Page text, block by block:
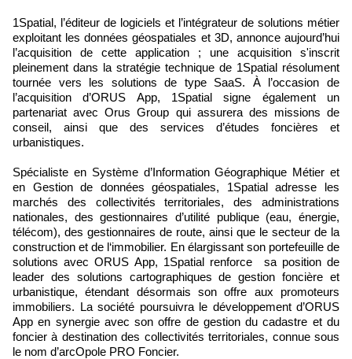
1Spatial, l’éditeur de logiciels et l’intégrateur de solutions métier
exploitant les données géospatiales et 3D, annonce aujourd’hui
l’acquisition de cette application ; une acquisition s'inscrit
pleinement dans la stratégie technique de 1Spatial résolument
tournée vers les solutions de type SaaS. À l’occasion de
l’acquisition d’ORUS App, 1Spatial signe également un
partenariat avec Orus Group qui assurera des missions de
conseil, ainsi que des services d’études foncières et
urbanistiques.
Spécialiste en Système d’Information Géographique Métier et
en Gestion de données géospatiales, 1Spatial adresse les
marchés des collectivités territoriales, des administrations
nationales, des gestionnaires d’utilité publique (eau, énergie,
télécom), des gestionnaires de route, ainsi que le secteur de la
construction et de l‘immobilier. En élargissant son portefeuille de
solutions avec ORUS App, 1Spatial renforce sa position de
leader des solutions cartographiques de gestion foncière et
urbanistique, étendant désormais son offre aux promoteurs
immobiliers. La société poursuivra le développement d’ORUS
App en synergie avec son offre de gestion du cadastre et du
foncier à destination des collectivités territoriales, connue sous
le nom d’arcOpole PRO Foncier.